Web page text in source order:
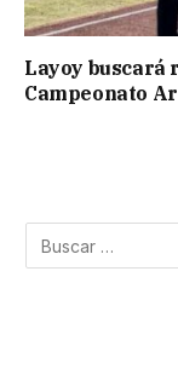
Layoy buscará
Campeonato